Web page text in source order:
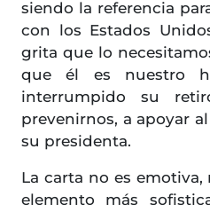
siendo la referencia
con los Estados
grita que lo
que él es nuestro
interrumpido su
prevenirnos, a apoyar
su presidenta.
La carta no es emotiva,
elemento más